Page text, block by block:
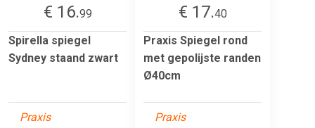
€ 16.99
Spirella spiegel
Sydney staand zwart
Praxis
€ 17.40
Praxis Spiegel rond
met gepolijste randen
Ø40cm
Praxis